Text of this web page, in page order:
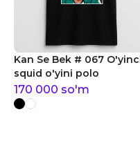
Kan Se Bek # 067
squid o'yini polo
170 000 so'm